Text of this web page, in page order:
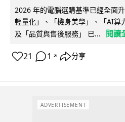
2026 年的電腦選購基準已經全面
輕量化」、「機身美學」、「AI算
及「品質與售後服務」 已...
閱讀
21 1 ↗ 分享
ADVERTISEMENT